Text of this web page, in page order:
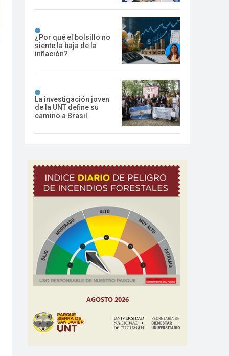
¿Por qué el bolsillo no
siente la baja de la
inflación?
La investigación joven
de la UNT define su
camino a Brasil